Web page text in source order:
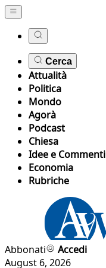
Cerca
Attualità
Politica
Mondo
Agorà
Podcast
Chiesa
Idee e Commenti
Economia
Rubriche
Abbonati
Accedi
August 6, 2026